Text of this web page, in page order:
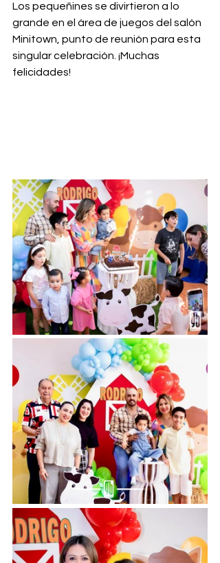
Los pequeñines se divirtieron a lo
grande en el área de juegos del salón
Minitown, punto de reunión para esta
singular celebración. ¡Muchas
felicidades!